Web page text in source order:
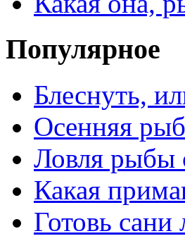
Популярное
Блеснуть,
Осенняя
Ловля рыбы
Какая
Готовь сани